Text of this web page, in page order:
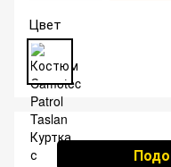
Цвет